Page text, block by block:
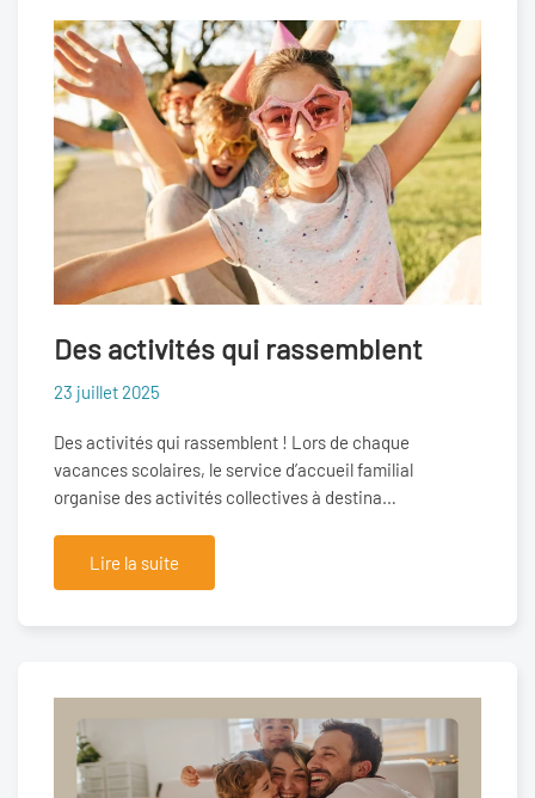
Des activités qui rassemblent
23 juillet 2025
Des activités qui rassemblent ! Lors de chaque
vacances scolaires, le service d’accueil familial
organise des activités collectives à destina…
Lire la suite